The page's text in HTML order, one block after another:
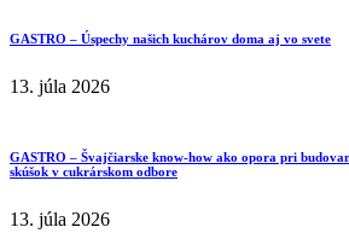
GASTRO – Úspechy našich kuchárov doma aj vo svete
13. júla 2026
GASTRO – Švajčiarske know-how ako opora pri
skúšok v cukrárskom odbore
13. júla 2026